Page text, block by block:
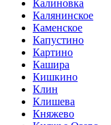
Калиновка
Калянинское
Каменское
Капустино
Картино
Кашира
Кишкино
Клин
Клишева
Княжево